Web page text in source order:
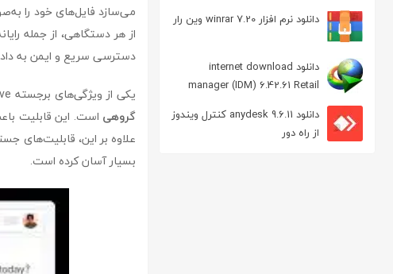
دانلود نرم افزار winrar 7.20 وین رار
دانلود internet download
manager (IDM) 6.42.61 Retail
مدیریت دانلود
دانلود anydesk 9.6.11 کنترل ویندوز
از راه دور
می‌سازد فایل‌های خود را
از هر دستگاهی، از جمله
دسترسی سریع و ایمن به
یکی از ویژگی‌های برجسته google drive ، امکان
گروهی است. این قابلیت
علاوه بر این، قابلیت‌های
بسیار آسان کرده است.